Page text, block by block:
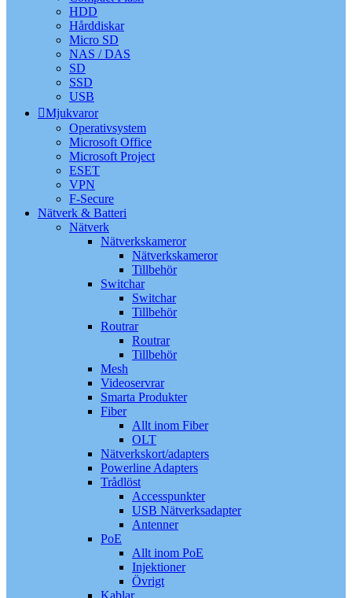
HDD
Hårddiskar
Micro SD
NAS / DAS
SD
SSD
USB
Mjukvaror
Operativsystem
Microsoft Office
Microsoft Project
ESET
VPN
F-Secure
Nätverk & Batteri
Nätverk
Nätverkskameror
Nätverkskameror
Tillbehör
Switchar
Switchar
Tillbehör
Routrar
Routrar
Tillbehör
Mesh
Videoservrar
Smarta Produkter
Fiber
Allt inom Fiber
OLT
Nätverkskort/adapters
Powerline Adapters
Trådlöst
Accesspunkter
USB Nätverksadapter
Antenner
PoE
Allt inom PoE
Injektioner
Övrigt
Kablar